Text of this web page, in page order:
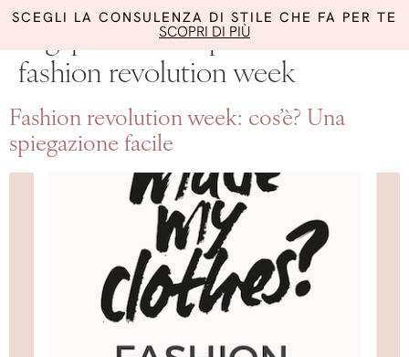
SCEGLI LA CONSULENZA DI STILE CHE FA PER TE
SCOPRI DI PIÙ
perchè è importante la
fashion revolution week
Fashion revolution week: cos’è? Una
spiegazione facile